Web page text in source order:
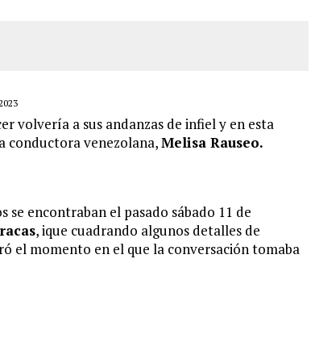
DESENCADENÓ TRAGEDIA FAMILIAR
volvería a sus andanzas de infiel y en esta
conductora venezolana,Melisa Rauseo.
se encontraban el pasado sábado 11 de
, ique cuadrando algunos detalles de
el momento en el que la conversación tomaba